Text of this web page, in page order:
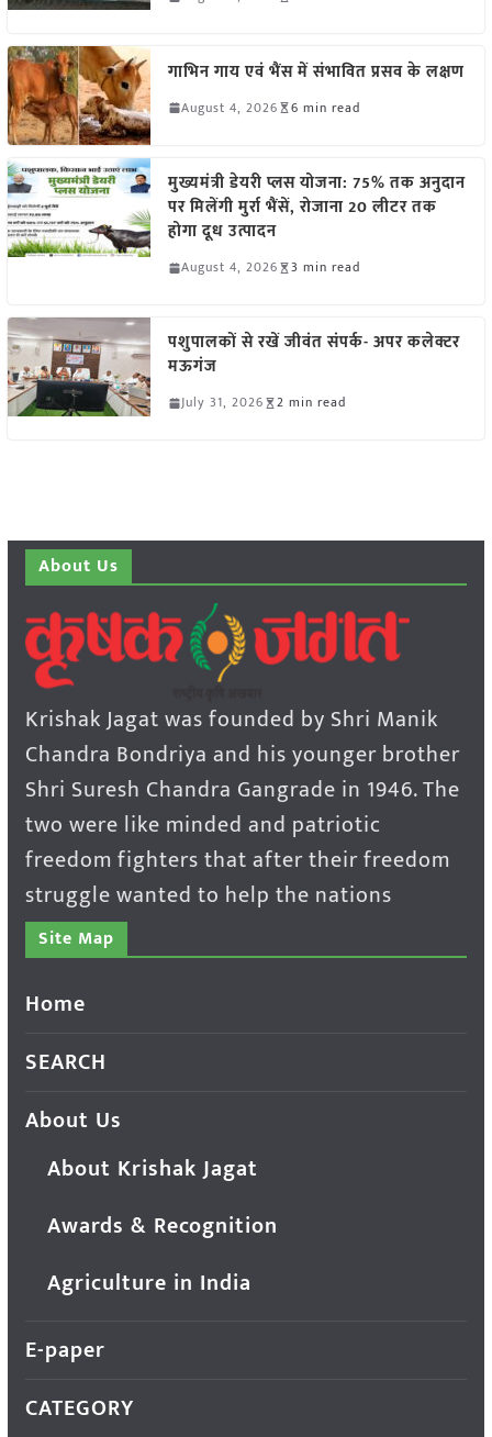
गाभिन गाय एवं भैंस में संभावित प्रसव के लक्षण
August 4, 2026 6 min read
मुख्यमंत्री डेयरी प्लस योजना: 75% तक अनुदान
पर मिलेंगी मुर्रा भैंसें, रोजाना 20 लीटर तक
होगा दूध उत्पादन
August 4, 2026 3 min read
पशुपालकों से रखें जीवंत संपर्क- अपर कलेक्टर
मऊगंज
July 31, 2026 2 min read
About Us
Krishak Jagat was founded by Shri Manik
Chandra Bondriya and his younger brother
Shri Suresh Chandra Gangrade in 1946. The
two were like minded and patriotic
freedom fighters that after their freedom
struggle wanted to help the nations
Site Map
Home
SEARCH
About Us
About Krishak Jagat
Awards & Recognition
Agriculture in India
E-paper
CATEGORY